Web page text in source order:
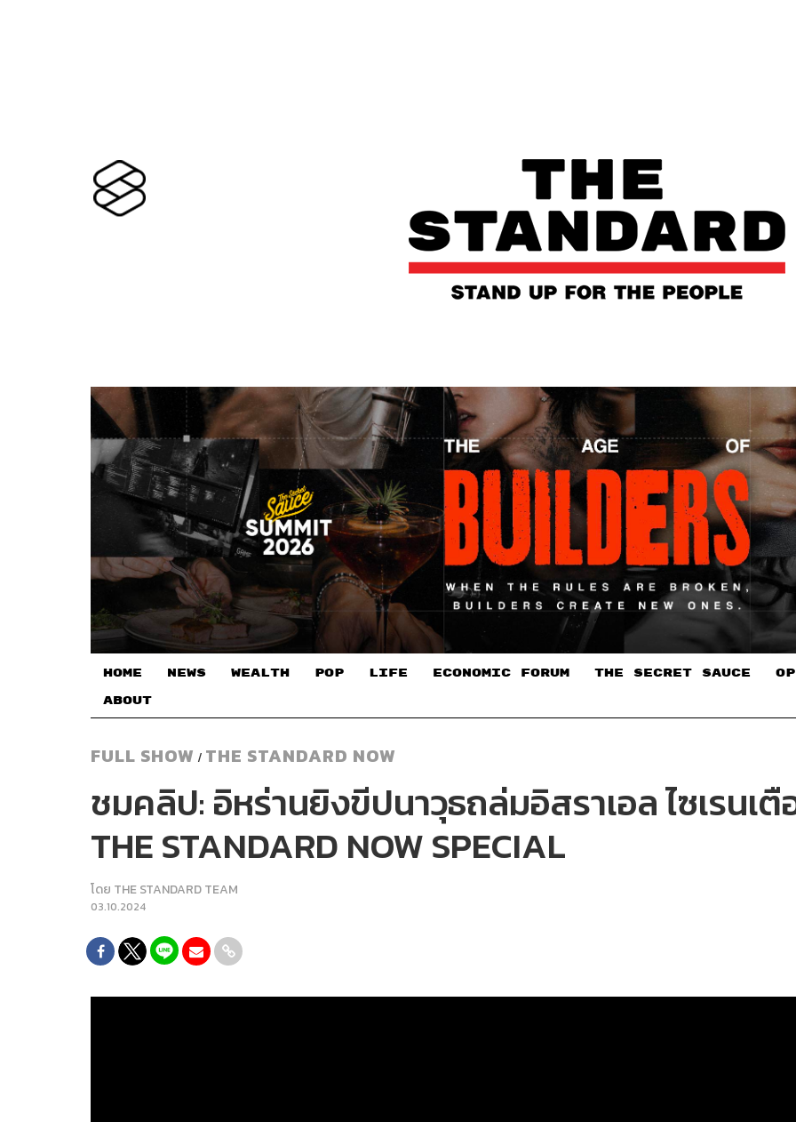
HOME NEWS WEALTH POP LIFE ECONOMIC FORUM THE SECRET SAUCE​
ABOUT
FULL SHOW / THE STANDARD NOW
ชมคลิป: อิหร่านยิงขีปนาวุธถล่มอิสราเอล ไซเรนเ
THE STANDARD NOW SPECIAL
โดย THE STANDARD TEAM
03.10.2024